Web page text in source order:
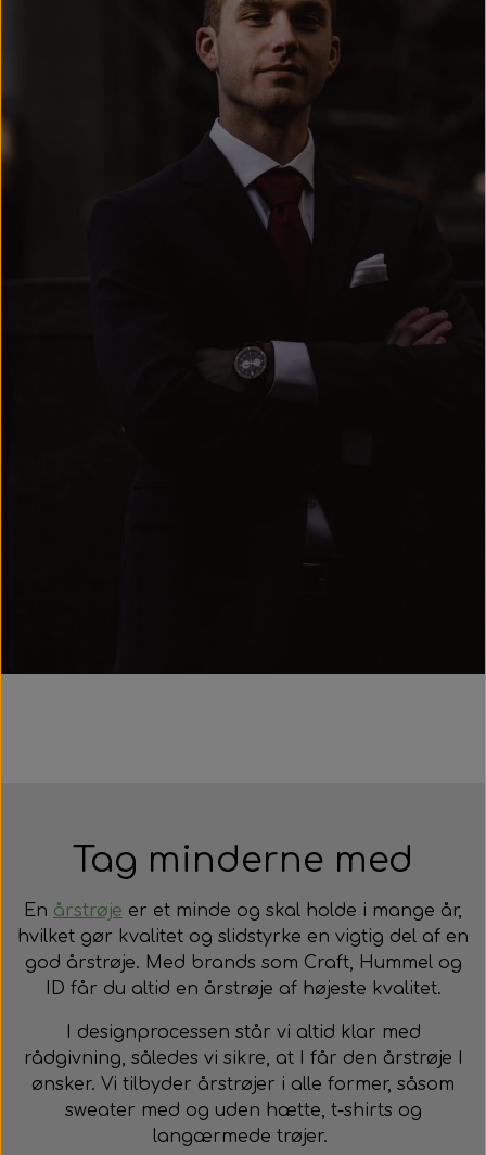
Tag minderne med
En årstrøje er et minde og skal holde i mange år,
hvilket gør kvalitet og slidstyrke en vigtig del af en
god årstrøje. Med brands som Craft, Hummel og
ID får du altid en årstrøje af højeste kvalitet.
I designprocessen står vi altid klar med
rådgivning, således vi sikre, at I får den årstrøje I
ønsker. Vi tilbyder årstrøjer i alle former, såsom
sweater med og uden hætte, t-shirts og
langærmede trøjer.